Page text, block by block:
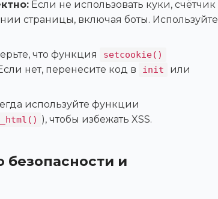
Если не использовать куки, счётчик
страницы, включая боты. Используйте
что функция setcookie()
нет, перенесите код в init
или
используйте функции
), чтобы избежать XSS.
безопасности и